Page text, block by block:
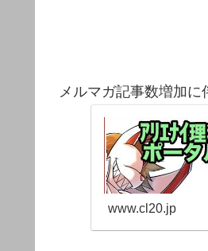
メルマガ記事数増加に
www.cl20.jp